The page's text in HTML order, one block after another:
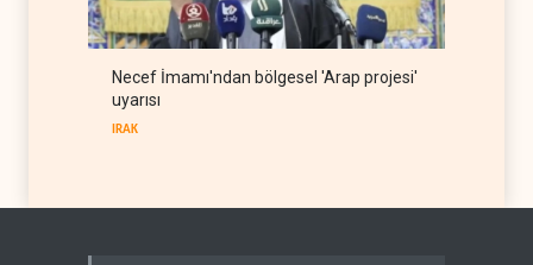
Necef İmamı'ndan bölgesel 'Arap projesi'
uyarısı
IRAK